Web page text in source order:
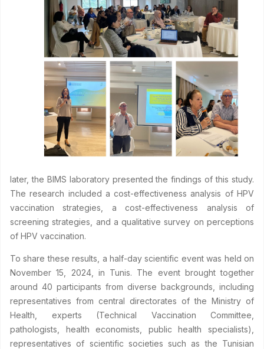
later, the BIMS laboratory presented the findings of this study.
The research included a cost-effectiveness analysis of HPV
vaccination strategies, a cost-effectiveness analysis of
screening strategies, and a qualitative survey on perceptions
of HPV vaccination.
To share these results, a half-day scientific event was held on
November 15, 2024, in Tunis. The event brought together
around 40 participants from diverse backgrounds, including
representatives from central directorates of the Ministry of
Health, experts (Technical Vaccination Committee,
pathologists, health economists, public health specialists),
representatives of scientific societies such as the Tunisian